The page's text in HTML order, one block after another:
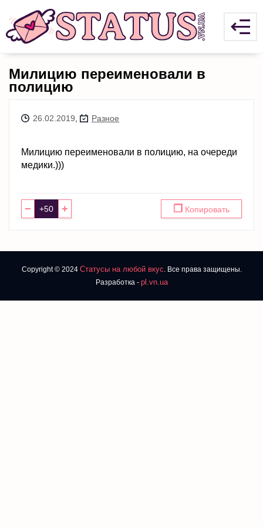
Милицию переименовали в
полицию
26.02.2019 Разное
Милицию переименовали в полицию, на очереди
медики.)))
− + ❐ Копировать
Copyright © 2024 Статусы на любой вкус. Все права защищены.
Разработка - pl.vn.ua